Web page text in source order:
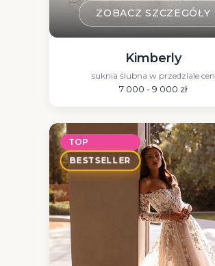
ZOBACZ SZCZEGÓŁY
Kimberly
suknia ślubna w przedziale cen
7 000 - 9 000 zł
TOP
BESTSELLER